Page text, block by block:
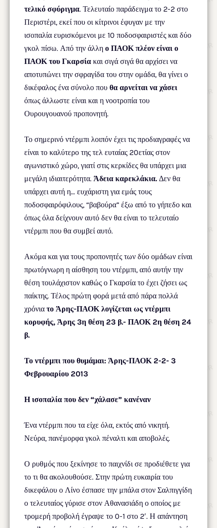
τελικό σφύριγμα. Τελευταίο παράδειγμα το 2-2 στο
Περιστέρι, εκεί που οι κίτρινοι έφυγαν με την
ισοπαλία ευρισκόμενοι με 10 ποδοσφαιριστές και δύο
γκολ πίσω. Από την άλλη ο ΠΑΟΚ πλέον είναι ο
ΠΑΟΚ του Γκαρσία και σιγά σιγά θα αρχίσει να
αποτυπώνει την σφραγίδα του στην ομάδα, θα γίνει ο
δικέφαλος ένα σύνολο που θα αρνείται να χάσει
όπως άλλωστε είναι και η νοοτροπία του
Ουρουγουανού προπονητή.
Το σημερινό ντέρμπι λοιπόν έχει τις προδιαγραφές να
είναι το καλύτερο της τελ ευταίας 20ετίας στον
αγωνιστικό χώρο, γιατί στις κερκίδες θα υπάρχει μια
μεγάλη ιδιαιτερότητα. Άδεια καρεκλάκια. Δεν θα
υπάρχει αυτή η… ευχάριστη για εμάς τους
ποδοσφαιρόφιλους, “βαβούρα” έξω από το γήπεδο και
όπως όλα δείχνουν αυτό δεν θα είναι το τελευταίο
ντέρμπι που θα συμβεί αυτό.
Ακόμα και για τους προπονητές των δύο ομάδων είναι
πρωτόγνωρη η αίσθηση του ντέρμπι, από αυτήν την
θέση τουλάχιστον καθώς ο Γκαρσία το έχει ζήσει ως
παίκτης. Τέλος πρώτη φορά μετά από πάρα πολλά
χρόνια το Άρης-ΠΑΟΚ λογίζεται ως ντέρμπι
κορυφής, Άρης 3η θέση 23 β.- ΠΑΟΚ 2η θέση 24
β.
Το ντέρμπι που θυμάμαι: Άρης-ΠΑΟΚ 2-2- 3
Φεβρουαρίου 2013
Η ισοπαλία που δεν “χάλασε” κανέναν
Ένα ντέρμπι που τα είχε όλα, εκτός από νικητή.
Νεύρα, πανέμορφα γκολ πέναλτι και αποβολές.
Ο ρυθμός που ξεκίνησε το παιχνίδι σε προδιέθετε για
το τι θα ακολουθούσε. Στην πρώτη ευκαιρία του
δικεφάλου ο Λίνο έσπασε την μπάλα στον Σαλπιγγίδη
ο τελευταίος γύρισε στον Αθανασιάδη ο οποίος με
τρομερή προβολή έγραψε το 0-1 στο 2′. Η απάντηση